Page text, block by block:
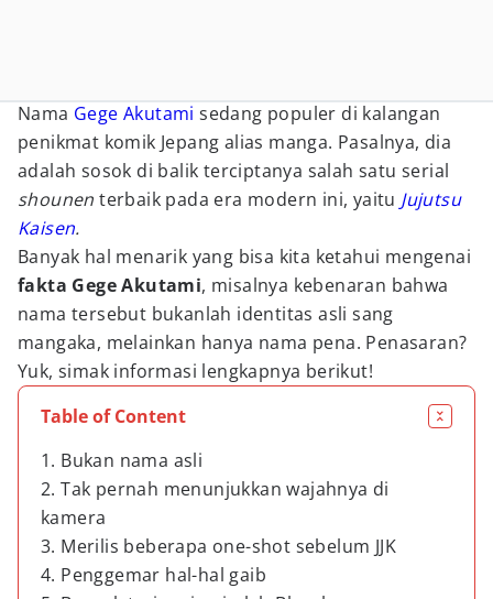
Nama Gege Akutami sedang populer di kalangan
penikmat komik Jepang alias manga. Pasalnya, dia
adalah sosok di balik terciptanya salah satu serial
shounenterbaik pada era modern ini, yaitu Jujutsu
Kaisen.
Banyak hal menarik yang bisa kita ketahui mengenai
fakta Gege Akutami, misalnya kebenaran bahwa
nama tersebut bukanlah identitas asli sang
mangaka, melainkan hanya nama pena. Penasaran?
Yuk, simak informasi lengkapnya berikut!
Table of Content
1. Bukan nama asli
2. Tak pernah menunjukkan wajahnya di
kamera
3. Merilis beberapa one-shot sebelum JJK
4. Penggemar hal-hal gaib